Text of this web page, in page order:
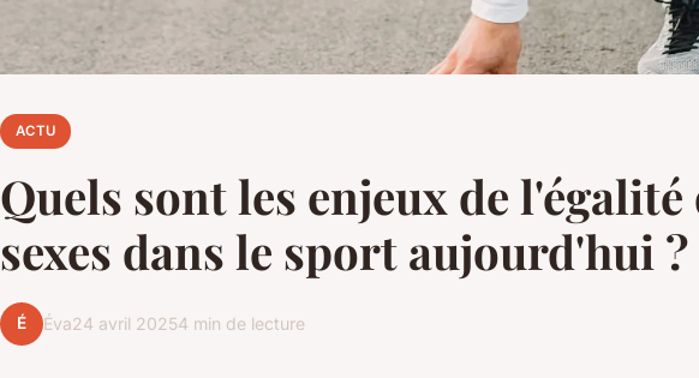
ACTU
Quels sont les enjeux de l'égalité
sexes dans le sport aujourd'hui ?
É Éva24 avril 20254 min de lecture